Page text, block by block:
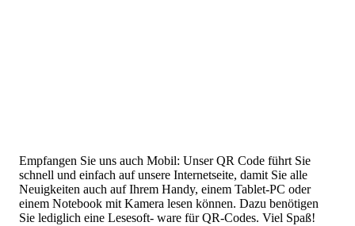
Empfangen Sie uns auch Mobil: Unser QR Code führt Sie
schnell und einfach auf unsere Internetseite, damit Sie alle
Neuigkeiten auch auf Ihrem Handy, einem Tablet-PC oder
einem Notebook mit Kamera lesen können. Dazu benötigen
Sie lediglich eine Lesesoft- ware für QR-Codes. Viel Spaß!